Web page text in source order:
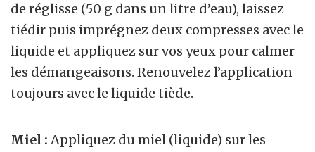
de réglisse (50 g dans un litre d’eau), laissez
tiédir puis imprégnez deux compresses avec le
liquide et appliquez sur vos yeux pour calmer
les démangeaisons. Renouvelez l’application
toujours avec le liquide tiède.
Miel : Appliquez du miel (liquide) sur les